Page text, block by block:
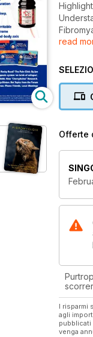
Lack of
New
read
Offerte
I risparmi
agli
pubblicati
venga